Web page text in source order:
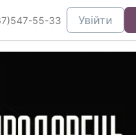
55-33 Увійти